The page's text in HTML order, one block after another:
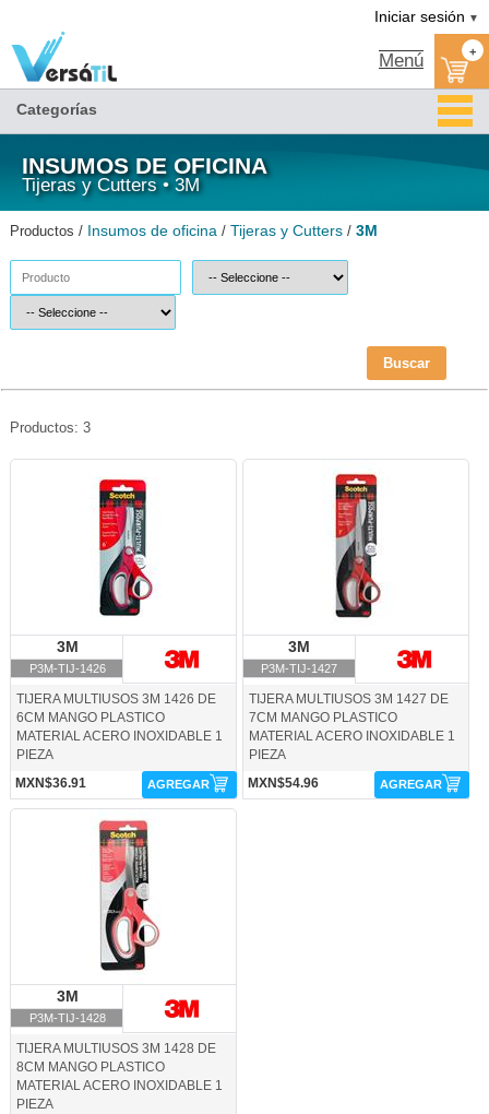
Iniciar sesión ▼
Menú +
Categorías
INSUMOS DE OFICINA
Tijeras y Cutters • 3M
Productos / Insumos de oficina / Tijeras y Cutters / 3M
Buscar
Productos: 3
3M
P3M-TIJ-1426
TIJERA MULTIUSOS 3M 1426 DE
6CM MANGO PLASTICO
MATERIAL ACERO INOXIDABLE 1
PIEZA
MXN$36.91
AGREGAR
3M
P3M-TIJ-1427
TIJERA MULTIUSOS 3M 1427 DE
7CM MANGO PLASTICO
MATERIAL ACERO INOXIDABLE 1
PIEZA
MXN$54.96
AGREGAR
P3M-TIJ-1428-3M
3M
P3M-TIJ-1428
TIJERA MULTIUSOS 3M 1428 DE
8CM MANGO PLASTICO
MATERIAL ACERO INOXIDABLE 1
PIEZA